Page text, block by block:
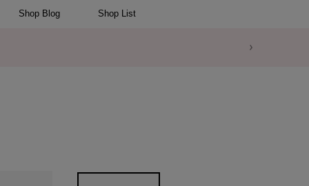
Shop Blog Shop List